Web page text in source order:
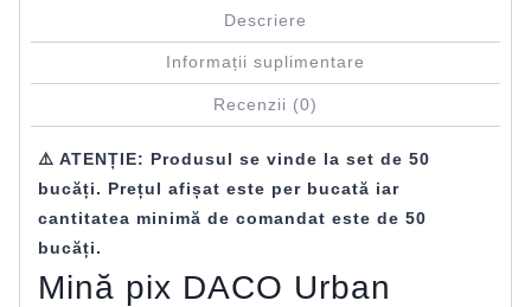
Descriere
Informații suplimentare
Recenzii (0)
⚠️ ATENȚIE: Produsul se vinde la set de 50
bucăți. Prețul afișat este per bucată iar
cantitatea minimă de comandat este de 50
bucăți.
Mină pix DACO Urban